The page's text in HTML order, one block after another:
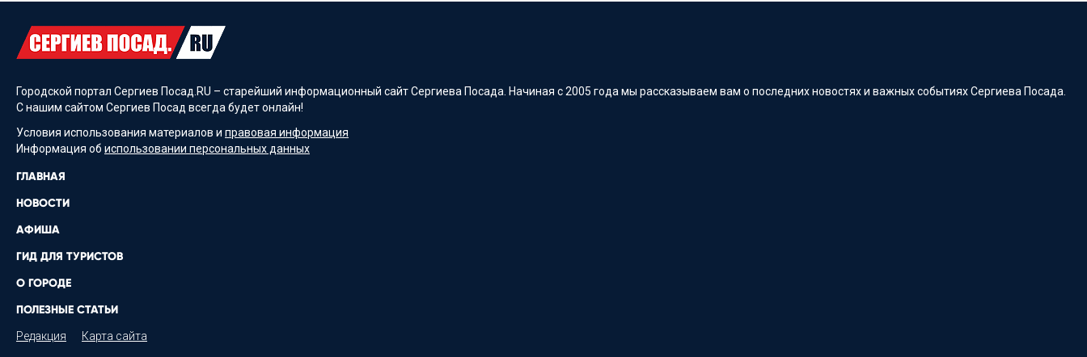
Городской портал Сергиев Посад.RU – старейший информационный сайт Сергиева Посада. Начиная с 2005 года мы рассказываем вам о последних новостях и важных событиях Сергиева Посада.
С нашим сайтом Сергиев Посад всегда будет онлайн!
Условия использования материалов и правовая информация
Информация об использовании персональных данных
ГЛАВНАЯ
НОВОСТИ
АФИША
ГИД ДЛЯ ТУРИСТОВ
О ГОРОДЕ
ПОЛЕЗНЫЕ СТАТЬИ
Редакция Карта сайта